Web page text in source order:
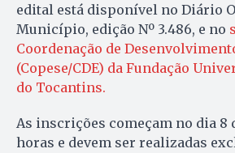
edital está disponível no Diário
Município, edição Nº 3.486, e no
Coordenação de
(Copese/CDE) da Fundação
do Tocantins.
As inscrições começam no dia 8
horas e devem ser realizadas